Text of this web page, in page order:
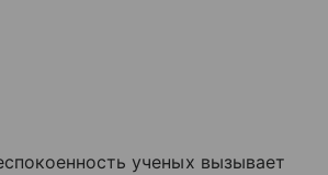
ученых вызывает